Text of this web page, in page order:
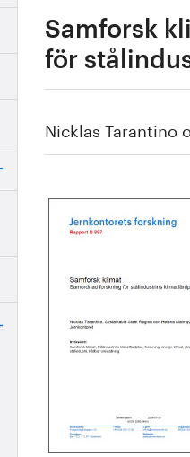
Samforsk
för
Nicklas Tarantino